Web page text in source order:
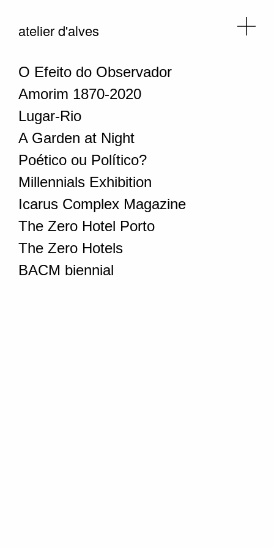
atelier d'alves
O Efeito do Observador
Amorim 1870-2020
Lugar-Rio
A Garden at Night
Poético ou Político?
Millennials Exhibition
Icarus Complex Magazine
The Zero Hotel Porto
The Zero Hotels
BACM biennial